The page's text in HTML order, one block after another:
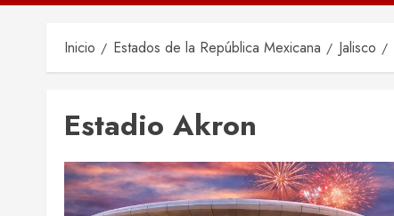
Inicio Estados de la República Mexicana Jalisco
Estadio Akron